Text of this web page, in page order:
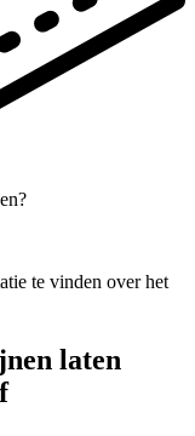
te vinden over het
laten